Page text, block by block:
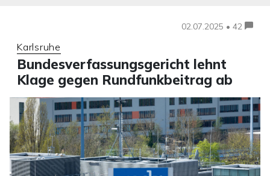
02.07.2025 • 42
Karlsruhe
Bundesverfassungsgericht lehnt
Klage gegen Rundfunkbeitrag ab